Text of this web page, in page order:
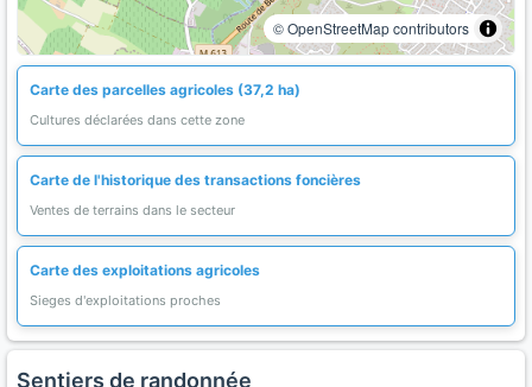
© OpenStreetMap contributors
Carte des parcelles agricoles (37,2 ha)
Cultures déclarées dans cette zone
Carte de l'historique des transactions foncières
Ventes de terrains dans le secteur
Carte des exploitations agricoles
Sieges d'exploitations proches
Sentiers de randonnée